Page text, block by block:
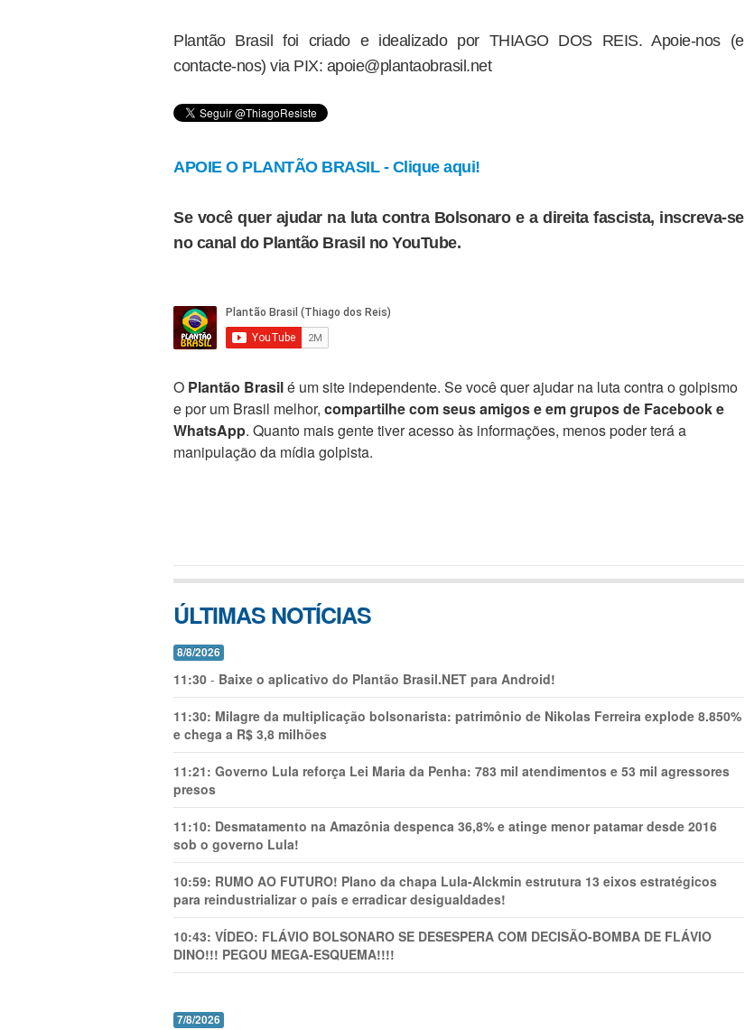
Plantão Brasil foi criado e idealizado por THIAGO DOS REIS. Apoie-nos (e
contacte-nos) via PIX: apoie@plantaobrasil.net
APOIE O PLANTÃO BRASIL - Clique aqui!
Se você quer ajudar na luta contra Bolsonaro e a direita fascista, inscreva-se
no canal do Plantão Brasil no YouTube.
O Plantão Brasilé um site independente. Se você quer ajudar na luta contra o golpismo
e por um Brasil melhor, compartilhe com seus amigos e em grupos de Facebook e
WhatsApp. Quanto mais gente tiver acesso às informações, menos poder terá a
manipulação da mídia golpista.
ÚLTIMAS NOTÍCIAS
8/8/2026
11:30 - Baixe o aplicativo do Plantão Brasil.NET para Android!
11:30: Milagre da multiplicação bolsonarista: patrimônio de Nikolas Ferreira explode 8.850%
e chega a R$ 3,8 milhões
11:21: Governo Lula reforça Lei Maria da Penha: 783 mil atendimentos e 53 mil agressores
presos
11:10: Desmatamento na Amazônia despenca 36,8% e atinge menor patamar desde 2016
sob o governo Lula!
10:59: RUMO AO FUTURO! Plano da chapa Lula-Alckmin estrutura 13 eixos estratégicos
para reindustrializar o país e erradicar desigualdades!
10:43: VÍDEO: FLÁVIO BOLSONARO SE DESESPERA COM DECISÃO-BOMBA DE FLÁVIO
DINO!!! PEGOU MEGA-ESQUEMA!!!!
7/8/2026